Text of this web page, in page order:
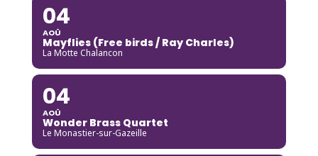
04
AOÛ
Mayflies (Free birds / Ray Charles)
La Motte Chalancon
04
AOÛ
Wonder Brass Quartet
Le Monastier-sur-Gazeille